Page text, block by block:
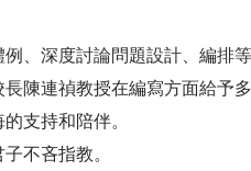
深度討論問題設計、編排
陳連禎教授在編寫方面給
支持和陪伴。
不吝指教。